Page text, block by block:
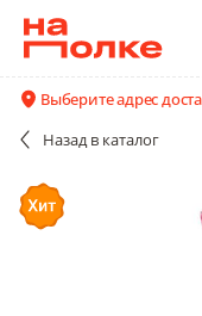
Выберите адрес
Назад в каталог
25 шт в
Все поставщики и